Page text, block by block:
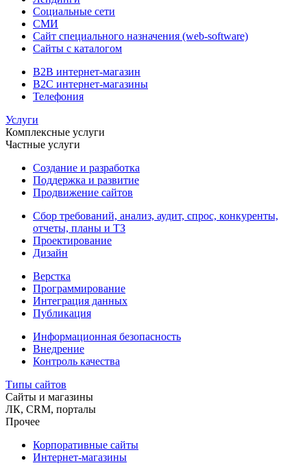
Социальные сети
СМИ
Сайт специального назначения (web-software)
Сайты с каталогом
B2B интернет-магазин
B2C интернет-магазины
Телефония
Услуги
Комплексные услуги
Частные услуги
Создание и разработка
Поддержка и развитие
Продвижение сайтов
Сбор требований, анализ, аудит, спрос, конкуренты,
отчеты, планы и ТЗ
Проектирование
Дизайн
Верстка
Программирование
Интеграция данных
Публикация
Информационная безопасность
Внедрение
Контроль качества
Типы сайтов
Сайты и магазины
ЛК, CRM, порталы
Прочее
Корпоративные сайты
Интернет-магазины